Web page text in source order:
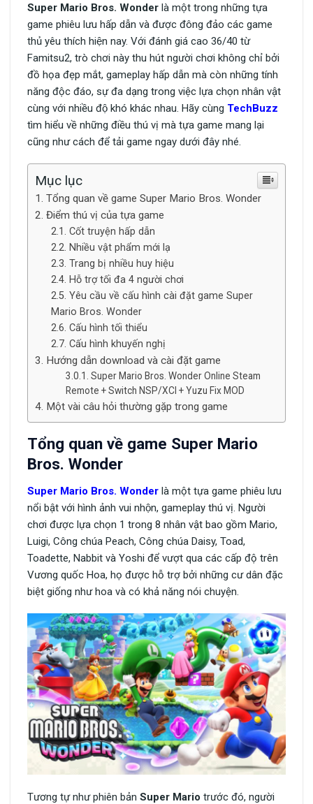
Super Mario Bros. Wonder là một trong những tựa
game phiêu lưu hấp dẫn và được đông đảo các game
thủ yêu thích hiện nay. Với đánh giá cao 36/40 từ
Famitsu2, trò chơi này thu hút người chơi không chỉ bởi
đồ họa đẹp mắt, gameplay hấp dẫn mà còn những tính
năng độc đáo, sự đa dạng trong việc lựa chọn nhân vật
cùng với nhiều độ khó khác nhau. Hãy cùng TechBuzz
tìm hiểu về những điều thú vị mà tựa game mang lại
cũng như cách để tải game ngay dưới đây nhé.
Mục lục
Tổng quan về game Super Mario Bros. Wonder
Điểm thú vị của tựa game
Cốt truyện hấp dẫn
Nhiều vật phẩm mới lạ
Trang bị nhiều huy hiệu
Hỗ trợ tối đa 4 người chơi
Yêu cầu về cấu hình cài đặt game Super
Mario Bros. Wonder
Cấu hình tối thiểu
Cấu hình khuyến nghị
Hướng dẫn download và cài đặt game
Super Mario Bros. Wonder Online Steam
Remote + Switch NSP/XCI + Yuzu Fix MOD
Một vài câu hỏi thường gặp trong game
Tổng quan về game Super Mario
Bros. Wonder
Super Mario Bros. Wonder là một tựa game phiêu lưu
nổi bật với hình ảnh vui nhộn, gameplay thú vị. Người
chơi được lựa chọn 1 trong 8 nhân vật bao gồm Mario,
Luigi, Công chúa Peach, Công chúa Daisy, Toad,
Toadette, Nabbit và Yoshi để vượt qua các cấp độ trên
Vương quốc Hoa, họ được hỗ trợ bởi những cư dân đặc
biệt giống như hoa và có khả năng nói chuyện.
Tương tự như phiên bản Super Mario trước đó, người